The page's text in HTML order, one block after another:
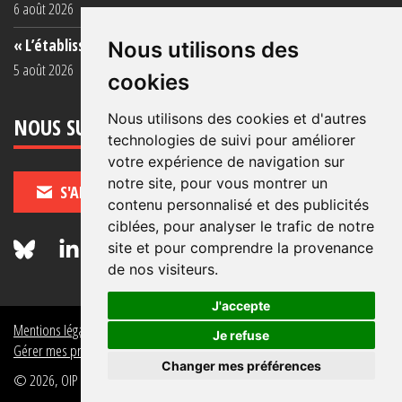
Nous utilisons des
cookies
Nous utilisons des cookies et d'autres
technologies de suivi pour améliorer
votre expérience de navigation sur
notre site, pour vous montrer un
contenu personnalisé et des publicités
ciblées, pour analyser le trafic de notre
site et pour comprendre la provenance
de nos visiteurs.
J'accepte
Je refuse
Changer mes préférences
6 août 2026
« L’établissement est une porcherie totale »
5 août 2026
NOUS SUIVRE
S'ABONNER
Mentions légales
Politique de données personnelles
Gérer mes préférences de données personnelles
© 2026, OIP Section FR